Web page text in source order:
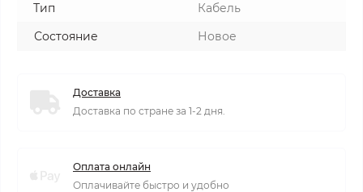
Тип
Кабель
Состояние
Новое
Доставка
Доставка по стране за 1-2 дня.
Оплата онлайн
Оплачивайте быстро и удобно